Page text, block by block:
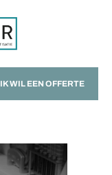
IK WIL EEN OFFERTE